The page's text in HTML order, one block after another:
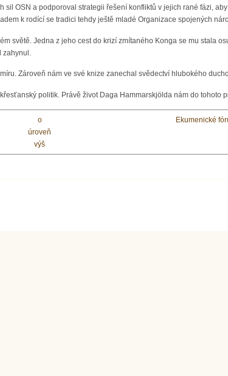
OSN a podporoval strategii řešení konfliktů v jejich rané fázi,
k rodící se tradici tehdy ještě mladé Organizace spojených
světě. Jedna z jeho cest do krizí zmítaného Konga se mu stala
Zároveň nám ve své knize zanechal svědectví hlubokého
politik. Právě život Daga Hammarskjölda nám do tohoto
o
úroveň
výš
Ekumenické